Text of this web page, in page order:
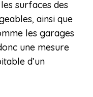
surfaces des
ainsi que
les garages
une mesure
d’un